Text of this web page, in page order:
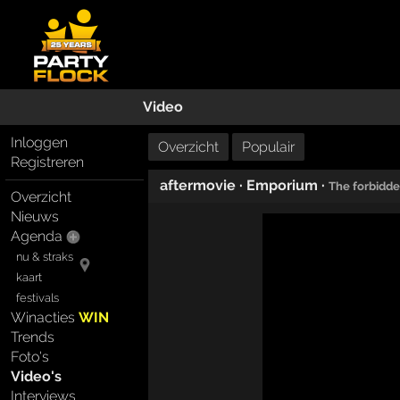
Video
Inloggen
Registreren
Overzicht
Nieuws
Agenda
nu & straks
kaart
festivals
WinactiesWIN
Trends
Foto's
Video's
Interviews
Overzicht Populair
aftermovie· Emporium · The